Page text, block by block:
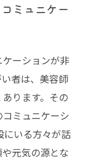
ミュニケー
ーションが非
者は、美容師
ります。その
ミュニケーシ
にいる方々が話
元気の源とな